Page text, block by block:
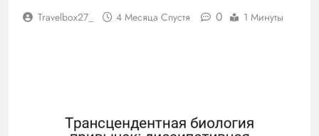
Travelbox27_ 4 Месяца Спустя 0 1 Минуты